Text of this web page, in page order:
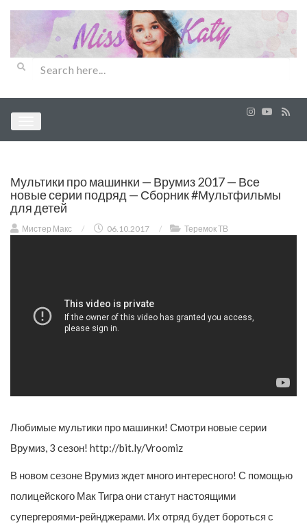
Мультики про машинки — Врумиз 2017 — Все
новые серии подряд — Сборник #Мультфильмы
для детей
Мистер Макс / 06.10.2017 / Теремок ТВ
Любимые мультики про машинки! Смотри новые серии
Врумиз, 3 сезон! http://bit.ly/Vroomiz
В новом сезоне Врумиз ждет много интересного! С помощью
полицейского Мак Тигра они станут настоящими
супергероями-рейнджерами. Их отряд будет бороться с